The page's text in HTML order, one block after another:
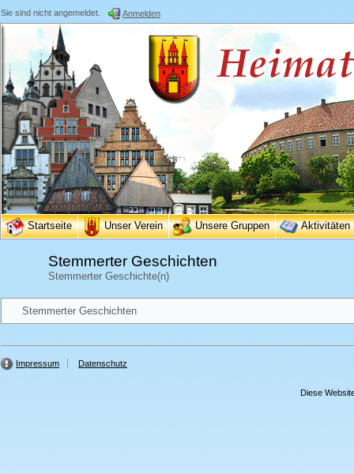
Sie sind nicht angemeldet. Anmelden
Startseite Unser Verein Unsere Gruppen Aktivitäten
Stemmerter Geschichten
Stemmerter Geschichte(n)
Stemmerter Geschichten
Impressum Datenschutz
Diese